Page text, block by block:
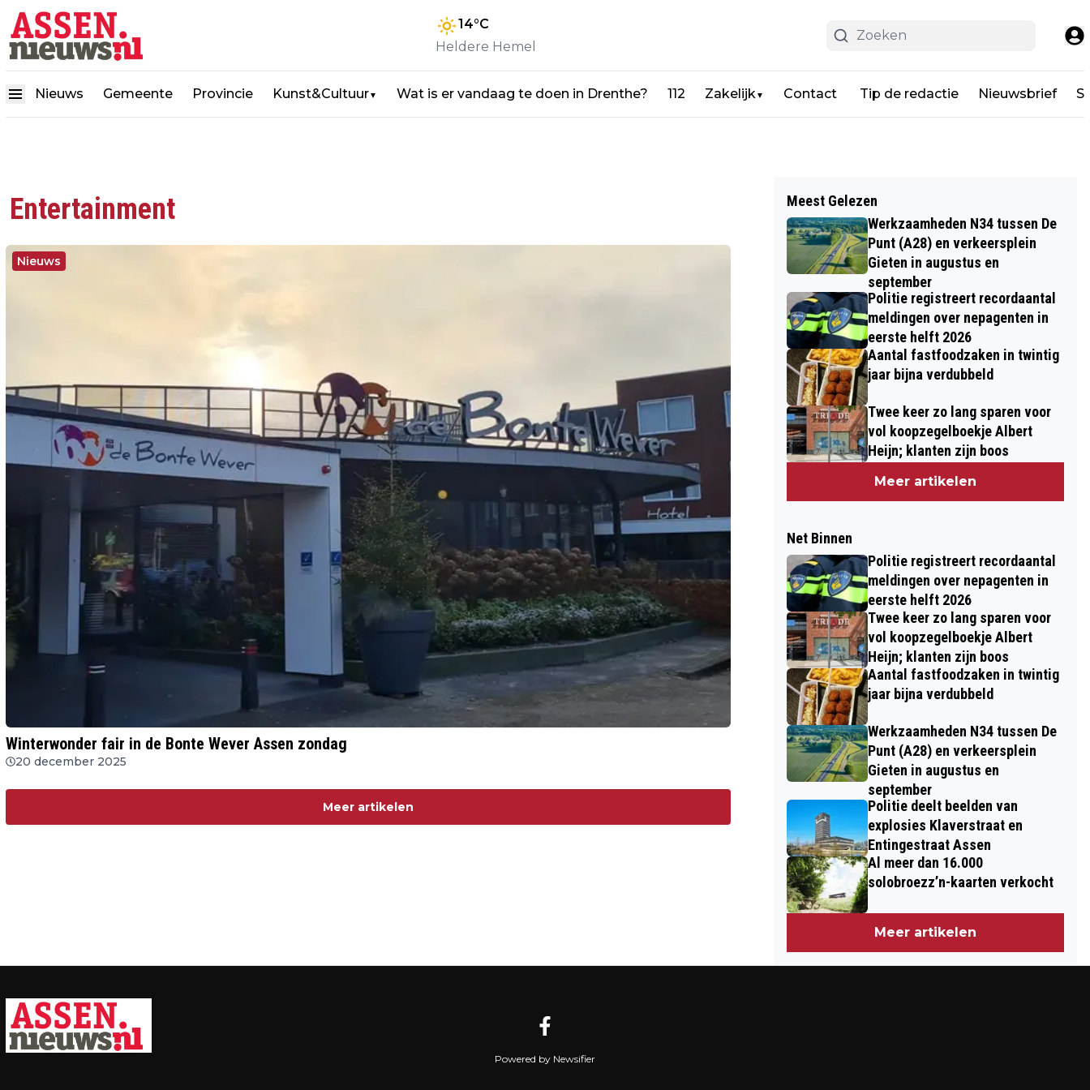
14°C
Heldere Hemel
Nieuws Gemeente Provincie Kunst&Cultuur▼ Wat is er vandaag te doen in Drenthe? 112 Zakelijk▼ Contact Tip de redactie Nieuwsbrief
Entertainment
Nieuws
Winterwonder fair in de Bonte Wever Assen zondag
20 december 2025
Meer artikelen
Meest Gelezen
Werkzaamheden N34 tussen De
Punt (A28) en verkeersplein
Gieten in augustus en
september
Politie registreert recordaantal
meldingen over nepagenten in
eerste helft 2026
Aantal fastfoodzaken in twintig
jaar bijna verdubbeld
Twee keer zo lang sparen voor
vol koopzegelboekje Albert
Heijn; klanten zijn boos
Meer artikelen
Net Binnen
Politie registreert recordaantal
meldingen over nepagenten in
eerste helft 2026
Twee keer zo lang sparen voor
vol koopzegelboekje Albert
Heijn; klanten zijn boos
Aantal fastfoodzaken in twintig
jaar bijna verdubbeld
Werkzaamheden N34 tussen De
Punt (A28) en verkeersplein
Gieten in augustus en
september
Politie deelt beelden van
explosies Klaverstraat en
Entingestraat Assen
Al meer dan 16.000
solobroezz’n-kaarten verkocht
Meer artikelen
Powered by Newsifier